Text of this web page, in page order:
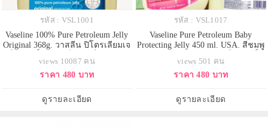
รหัส : VSL1001
Vaseline 100% Pure Petroleum Jelly
Original 368g. วาสลีน ปิโตรเลียมเจ
ต้นตำรับมากว่า 140 ปี และผ่านการ
ทำให้บริสุทธิ์ ซึ่งมีประสิทธิภาพใน
และช่วยบำรุงผิว ลดริ้วรอยความแห้
views 10087 คน
ราคา 480 บาท
ดูรายละเอียด
รหัส : VSL1017
Vaseline Pure Petroleum Baby
Protecting Jelly 450 ml. USA. สีชมพู
100% สูตรอ่อนโยนใช้ได้แม้กระทั้ง
เด็กทารกแรกเกิด ผ่านการทดสอบ
อาการระคายเคืองแน่นอน
views 501 คน
ราคา 480 บาท
ดูรายละเอียด